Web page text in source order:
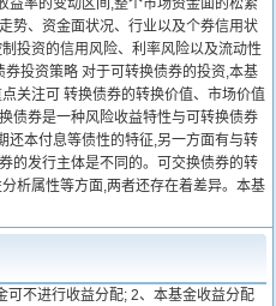
益率的变动区间,整个市场资金面的松紧
势、资金面状况、行业以及个券信用状
投资的信用风险、利率风险以及流动性
投资策略 对于可转换债券的投资,本基
关注可 转换债券的转换价值、市场价值
债券是一种风险收益特性与可转换债券
还本付息等债性的特征,另一方面有与转
的发行主体是不同的。可交换债券的转
析属性等方面,两者还存在着差异。本基
不进行收益分配; 2、本基金收益分配